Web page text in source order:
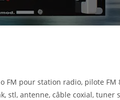
pour station radio, pilote FM
antenne, câble coxial, tuner